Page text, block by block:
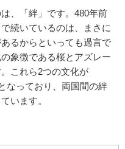
、「絆」です。480年前
続いているのは、まさに
るからといっても過言で
象徴である桜とアズレー
これら2つの文化が
なっており、両国間の絆
います。